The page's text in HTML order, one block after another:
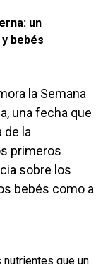
un
bebés
la Semana
una fecha que
de la
primeros
sobre los
bebés como a
que un